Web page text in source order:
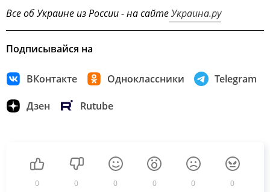
Все об Украине из России - на сайтеУкраина.ру
Подписывайся на
ВКонтакте Одноклассники Telegram
Дзен Rutube
0 0 0 0 0 0